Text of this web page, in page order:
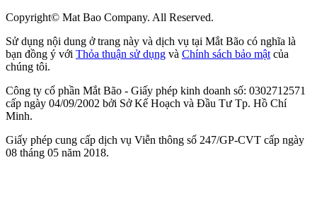
Copyright© Mat Bao Company. All Reserved.
Sử dụng nội dung ở trang này và dịch vụ tại Mắt Bão có nghĩa là
bạn đồng ý với Thỏa thuận sử dụng và Chính sách bảo mật của
chúng tôi.
Công ty cổ phần Mắt Bão - Giấy phép kinh doanh số: 0302712571
cấp ngày 04/09/2002 bởi Sở Kế Hoạch và Đầu Tư Tp. Hồ Chí
Minh.
Giấy phép cung cấp dịch vụ Viễn thông số 247/GP-CVT cấp ngày
08 tháng 05 năm 2018.